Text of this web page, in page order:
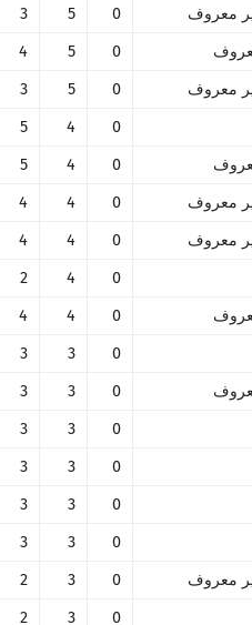
معروف
0
5
3
0
5
4
معروف
0
5
3
0
4
5
0
4
5
معروف
0
4
4
معروف
0
4
4
0
4
2
0
4
4
0
3
3
0
3
3
0
3
3
0
3
3
0
3
3
0
3
3
معروف
0
3
2
0
3
2